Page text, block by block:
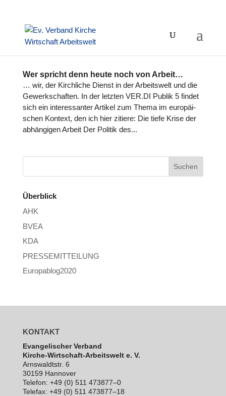
Wer spricht denn heute noch von Arbeit…
… wir, der Kirch­li­che Dienst in der Arbeits­welt und die
Gewerk­schaf­ten. In der letzten VER.DI Publik 5 findet
sich ein inter­es­san­ter Artikel zum Thema im euro­päi­
schen Kontext, den ich hier zitiere: Die tiefe Krise der
abhän­gi­gen Arbeit Der Politik des...
Überblick
AHK
BVEA
KDA
PRESSEMITTEILUNG
Europablog2020
KONTAKT
Evan­ge­li­scher Verband
Kirche-Wirt­schaft-Arbeits­welt e. V.
Arns­waldt­str. 6
30159 Hannover
Telefon: +49 (0) 511 473877–0
Telefax: +49 (0) 511 473877–18